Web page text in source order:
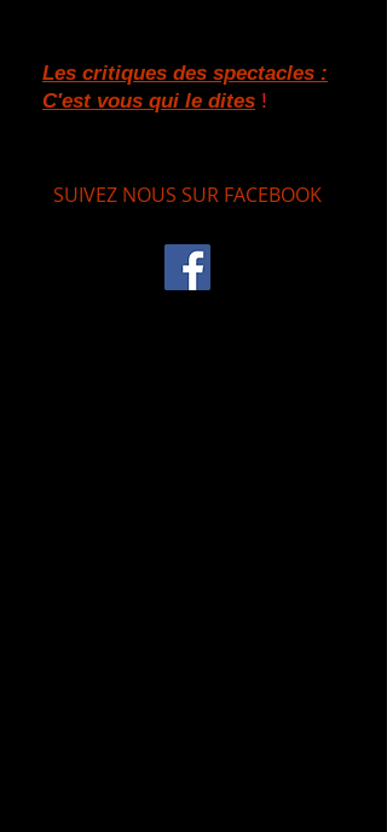
Les critiques des spectacles :
C'est vous qui le dites !
SUIVEZ NOUS SUR FACEBOOK